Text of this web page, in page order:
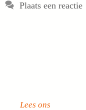
Plaats een reactie
Lees ons